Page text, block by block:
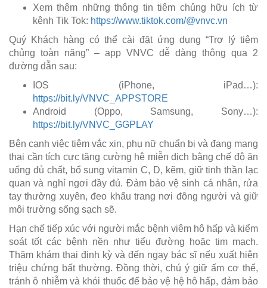
Xem thêm những thông tin tiêm chủng hữu ích từ
kênh Tik Tok: https://www.tiktok.com/@vnvc.vn
Quý Khách hàng có thể cài đặt ứng dụng “Trợ lý tiêm
chủng toàn năng” – app VNVC dễ dàng thông qua 2
đường dẫn sau:
IOS (iPhone, iPad…):
https://bit.ly/VNVC_APPSTORE
Android (Oppo, Samsung, Sony…):
https://bit.ly/VNVC_GGPLAY
Bên cạnh việc tiêm vắc xin, phụ nữ chuẩn bị và đang mang
thai cần tích cực tăng cường hệ miễn dịch bằng chế độ ăn
uống đủ chất, bổ sung vitamin C, D, kẽm, giữ tinh thần lạc
quan và nghỉ ngơi đầy đủ. Đảm bảo vệ sinh cá nhân, rửa
tay thường xuyên, đeo khẩu trang nơi đông người và giữ
môi trường sống sạch sẽ.
Hạn chế tiếp xúc với người mắc bệnh viêm hô hấp và kiểm
soát tốt các bệnh nền như tiểu đường hoặc tim mạch.
Thăm khám thai định kỳ và đến ngay bác sĩ nếu xuất hiện
triệu chứng bất thường. Đồng thời, chú ý giữ ấm cơ thể,
tránh ô nhiễm và khói thuốc để bảo vệ hệ hô hấp, đảm bảo